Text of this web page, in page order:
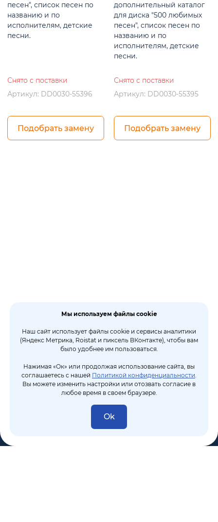
песен", список песен по
названию и по
исполнителям, детские
песни.
Снято с поставки
Артикул: DD0030-55396
Подобрать замену
дополнительный каталог
для диска "500 любимых
песен", список песен по
названию и по
исполнителям, детские
песни.
Снято с поставки
Артикул: DD0030-55395
Подобрать замену
Мы используем файлы cookie
Наш сайт использует файлы cookie и сервисы аналитики
(Яндекс Метрика, Roistat и пиксель ВКонтакте), чтобы вам
было удобнее им пользоваться.
Нажимая «Ок» или продолжая использование сайта, вы
соглашаетесь с нашей Политикой конфиденциальности.
Вы можете изменить настройки или отозвать согласие в
любое время в своем браузере.
Ok